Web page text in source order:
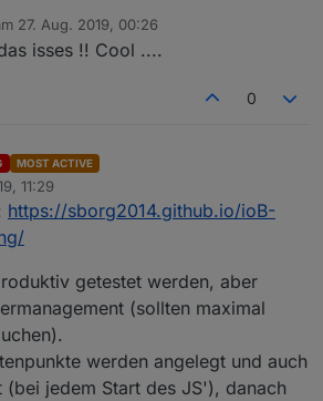
27. Aug. 2019, 00:26
von
isses !! Cool ....
0
MOST ACTIVE
11:29
https://sborg2014.github.io/ioB-
getestet werden, aber
(sollten maximal
werden angelegt und auch
(bei jedem Start des JS'), danach